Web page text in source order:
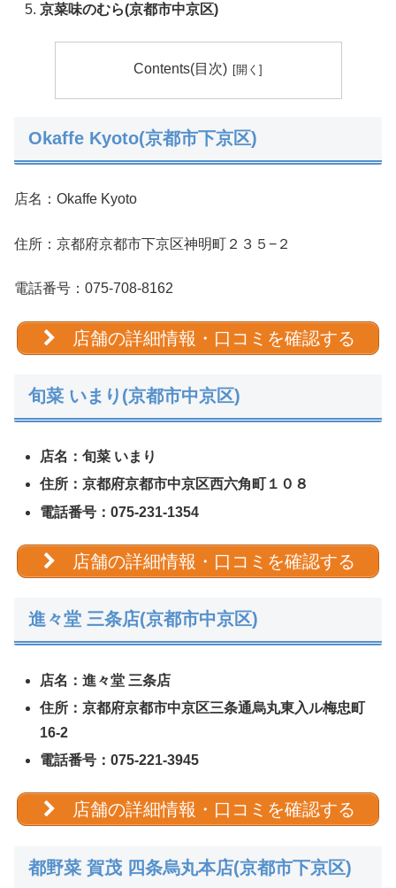
京菜味のむら(京都市中京区)
Contents(目次)
Okaffe Kyoto(京都市下京区)
店名：Okaffe Kyoto
住所：京都府京都市下京区神明町２３５−２
電話番号：075-708-8162
店舗の詳細情報・口コミを確認する
旬菜 いまり(京都市中京区)
店名：旬菜 いまり
住所：京都府京都市中京区西六角町１０８
電話番号：075-231-1354
店舗の詳細情報・口コミを確認する
進々堂 三条店(京都市中京区)
店名：進々堂 三条店
住所：京都府京都市中京区三条通烏丸東入ル梅忠町
16-2
電話番号：075-221-3945
店舗の詳細情報・口コミを確認する
都野菜 賀茂 四条烏丸本店(京都市下京区)